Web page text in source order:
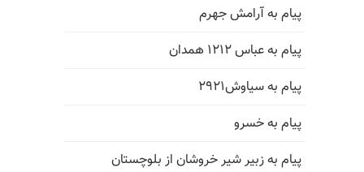
پیام به آرامش جهرم
پیام به عباس ۱۲۱۲ همدان
پیام به سیاوش۲۹۲۱
پیام به خسرو
پیام به زبیر شیر خروشان از بلوچستان